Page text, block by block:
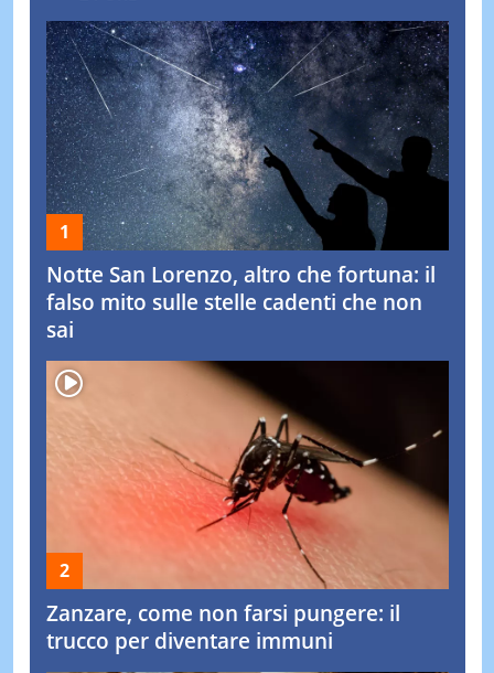
Notte San Lorenzo, altro che fortuna: il
falso mito sulle stelle cadenti che non
sai
Zanzare, come non farsi pungere: il
trucco per diventare immuni